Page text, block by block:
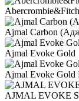
Ajmal Carbon
Ajmal Evoke Gold
Ajmal Evoke Gold
AJMAL EVOKE